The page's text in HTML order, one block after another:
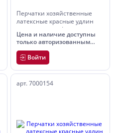
Перчатки хозяйственные
латексные красные удлин
манжета, разм.L
Цена и наличие доступны
только авторизованным
пользователям
Войти
арт. 7000154